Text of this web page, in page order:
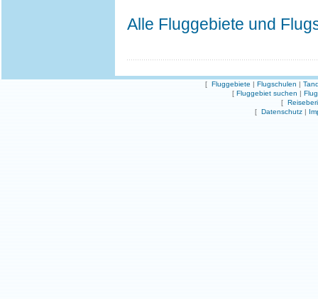
Alle Fluggebiete und
[ Fluggebiete | Flugschulen |
[ Fluggebiet suchen |
[
[ Datenschutz |